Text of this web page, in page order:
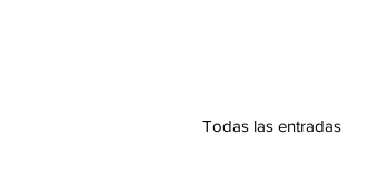
Todas las entradas